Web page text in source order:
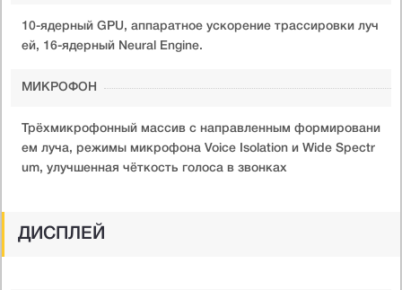
10-ядерный GPU, аппаратное ускорение трассировки луч
ей, 16-ядерный Neural Engine.
МИКРОФОН
Трёхмикрофонный массив с направленным формировани
ем луча, режимы микрофона Voice Isolation и Wide Spectr
um, улучшенная чёткость голоса в звонках
ДИСПЛЕЙ